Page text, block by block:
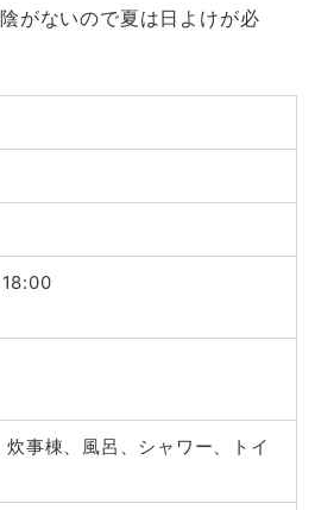
がないので夏は日よけが必
炊事棟、風呂、シャワー、トイ